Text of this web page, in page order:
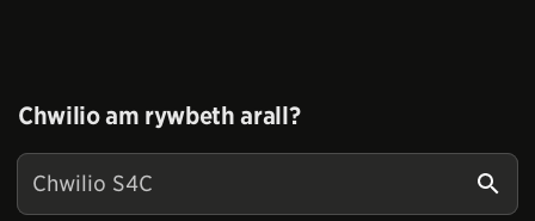
Chwilio am rywbeth arall?